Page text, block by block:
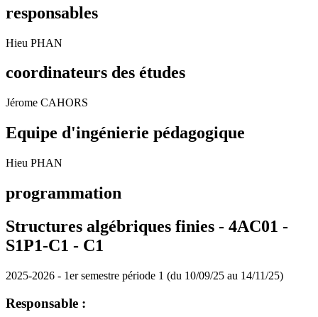
responsables
Hieu PHAN
coordinateurs des études
Jérome CAHORS
Equipe d'ingénierie pédagogique
Hieu PHAN
programmation
Structures algébriques finies - 4AC01 -
S1P1-C1 - C1
2025-2026 - 1er semestre période 1 (du 10/09/25 au 14/11/25)
Responsable :